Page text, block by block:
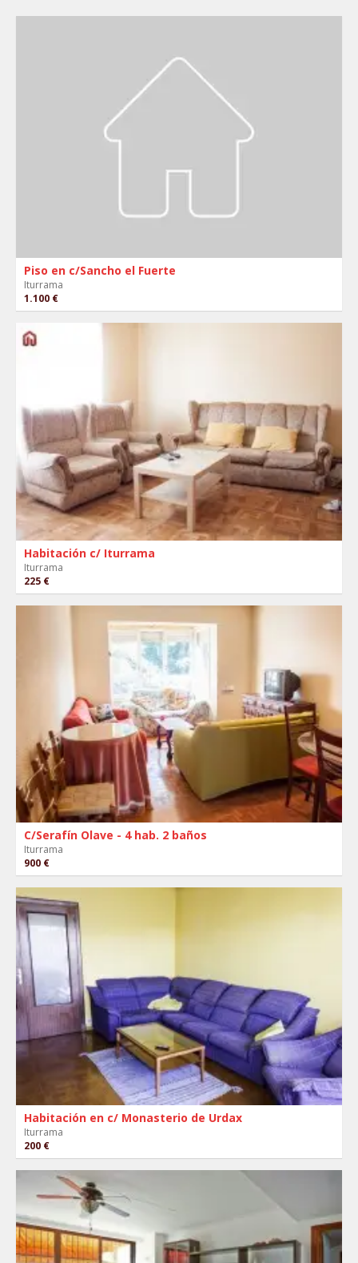
Piso en c/Sancho el Fuerte
Iturrama
1.100 €
Habitación c/ Iturrama
Iturrama
225 €
C/Serafín Olave - 4 hab. 2 baños
Iturrama
900 €
Habitación en c/ Monasterio de Urdax
Iturrama
200 €